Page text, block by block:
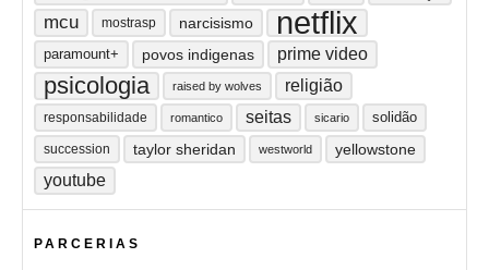
mcu mostrasp narcisismo netflix
paramount+ povos indigenas prime video
psicologia raised by wolves religião
responsabilidade romantico seitas sicario solidão
succession taylor sheridan westworld yellowstone
youtube
PARCERIAS